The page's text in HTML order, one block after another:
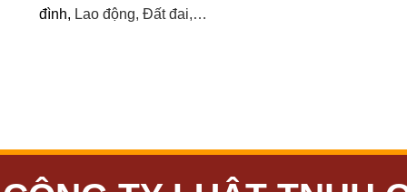
đình, Lao động, Đất đai,…